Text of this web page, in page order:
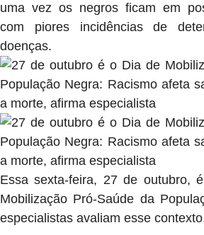
uma vez os negros ficam em
com piores incidências de
doenças.
Essa sexta-feira, 27 de outubro,
Mobilização Pró-Saúde da
especialistas avaliam esse